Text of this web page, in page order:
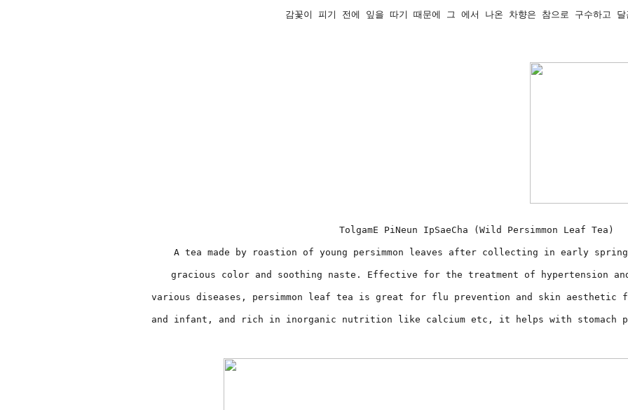
감꽃이 피기 전에 잎을 따기 때문에 그 에서 나온 차향은 참으로 구수하고 달
TolgamE PiNeun IpSaeCha (Wild Persimmon Leaf Tea)
A tea made by roastion of young persimmon leaves after collecting in early
gracious color and soothing naste. Effective for the treatment of hypertension
various diseases, persimmon leaf tea is great for flu prevention and skin aesthetic
and infant, and rich in inorganic nutrition like calcium etc, it helps with stomach